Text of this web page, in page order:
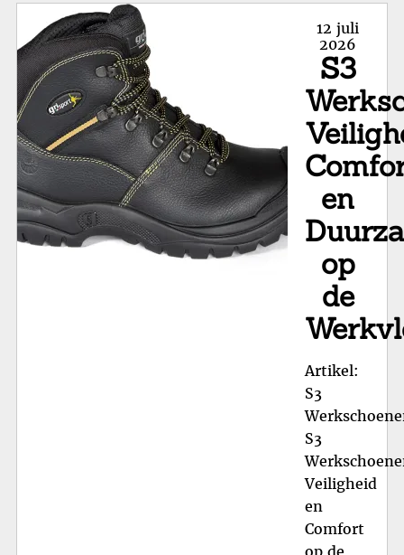
Posted
on
12 juli
2026
S3
en
op
de
Artikel:
S3
S3
Veiligheid
en
Comfort
op de